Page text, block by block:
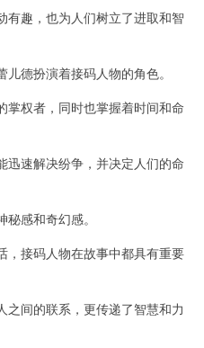
趣，也为人们树立了进取和智
德扮演着接码人物的角色。
权者，同时也掌握着时间和命
速解决纷争，并决定人们的命
感和奇幻感。
接码人物在故事中都具有重要
间的联系，更传递了智慧和力